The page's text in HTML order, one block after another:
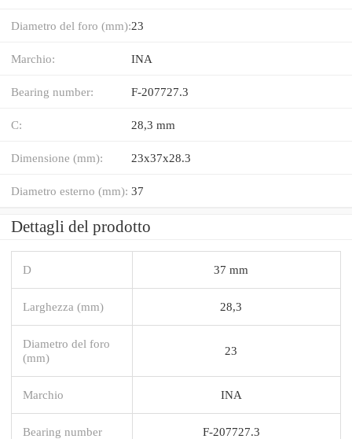
Diametro del foro (mm):23
Marchio: INA
Bearing number: F-207727.3
C: 28,3 mm
Dimensione (mm): 23x37x28.3
Diametro esterno (mm): 37
Dettagli del prodotto
D 37 mm
Larghezza (mm) 28,3
Diametro del foro
(mm)
23
Marchio INA
Bearing number F-207727.3